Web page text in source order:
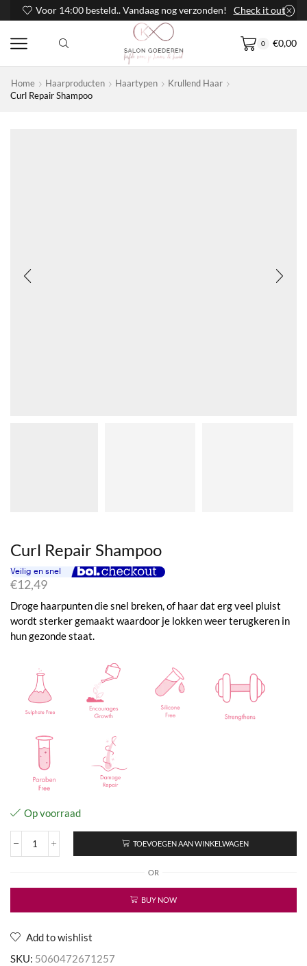
Voor 14:00 besteld.. Vandaag nog verzonden! Check it out
0 €0,00
Home Haarproducten Haartypen
Krullend Haar
Curl Repair Shampoo
Curl Repair Shampoo
€12,49
Droge haarpunten die snel breken, of haar dat erg veel pluist
wordt sterker gemaakt waardoor je lokken weer terugkeren in
hun gezonde staat.
Op voorraad
Curl
aantal
TOEVOEGEN AAN WINKELWAGEN
OR
BUY NOW
Add to wishlist
SKU: 5060472671257